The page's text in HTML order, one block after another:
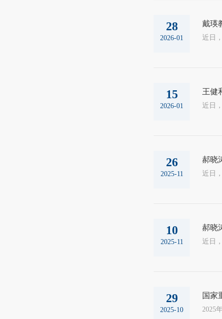
28
2026-01
戴瑛
15
2026-01
王健
26
2025-11
郝晓
10
2025-11
郝晓
29
2025-10
国家